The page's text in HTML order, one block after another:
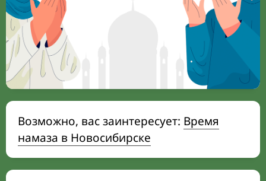
Возможно, вас заинтересует: Время
намаза в Новосибирске